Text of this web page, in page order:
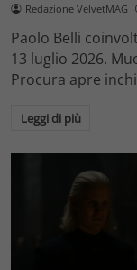
Redazione VelvetMAG
Paolo Belli
13 luglio 2026.
Procura apre
Leggi di più